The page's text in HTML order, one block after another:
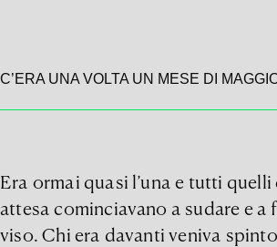
C’ERA UNA VOLTA UN MESE DI
Era ormai quasi l’una e tutti quelli
attesa cominciavano a sudare e a
viso. Chi era davanti veniva